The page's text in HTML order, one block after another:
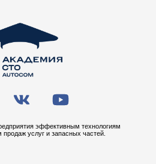
V
k
Y
o
u
t
эффективным технологиям
услуг и запасных частей.